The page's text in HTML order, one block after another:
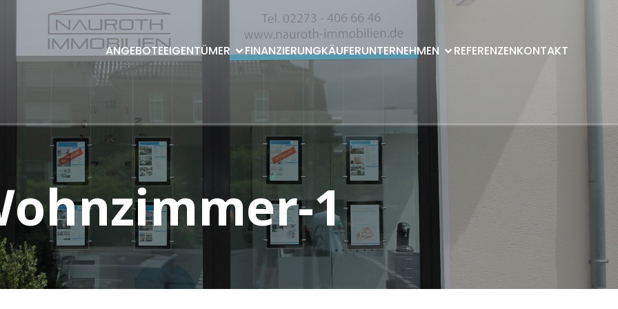
ANGEBOTEEIGENTÜMER FINANZIERUNGKÄUFERUNTERNEHMEN REFERENZENKONTAKT
1